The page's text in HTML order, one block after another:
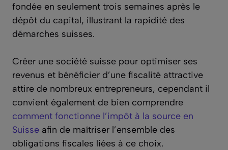
fondée en seulement trois semaines après le
dépôt du capital, illustrant la rapidité des
démarches suisses.
Créer une société suisse pour optimiser ses
revenus et bénéficier d’une fiscalité attractive
attire de nombreux entrepreneurs, cependant il
convient également de bien comprendre
comment fonctionne l’impôt à la source en
Suisse afin de maîtriser l’ensemble des
obligations fiscales liées à ce choix.